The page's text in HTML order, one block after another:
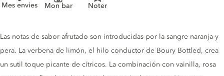
Mes envies Mon bar Noter
Gin description
Las notas de sabor afrutado son introducidas por la sangre naranja y
pera. La verbena de limón, el hilo conductor de Boury Bottled, crea
un sutil toque picante de cítricos. La combinación con vainilla, rosa